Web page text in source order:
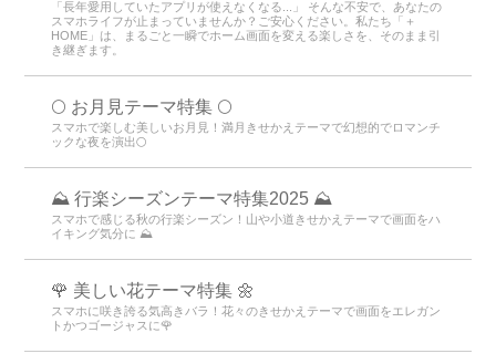
「長年愛用していたアプリが使えなくなる...」 そんな不安で、あなたの
スマホライフが止まっていませんか？ご安心ください。私たち「＋
HOME」は、まるごと一瞬でホーム画面を変える楽しさを、そのまま引
き継ぎます。
🌕 お月見テーマ特集 🌕
スマホで楽しむ美しいお月見！満月きせかえテーマで幻想的でロマンチ
ックな夜を演出🌕
⛰ 行楽シーズンテーマ特集2025 ⛰
スマホで感じる秋の行楽シーズン！山や小道きせかえテーマで画面をハ
イキング気分に ⛰
🌹 美しい花テーマ特集 🌼
スマホに咲き誇る気高きバラ！花々のきせかえテーマで画面をエレガン
トかつゴージャスに🌹